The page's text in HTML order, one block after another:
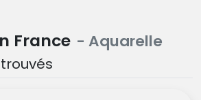
France - Aquarelle